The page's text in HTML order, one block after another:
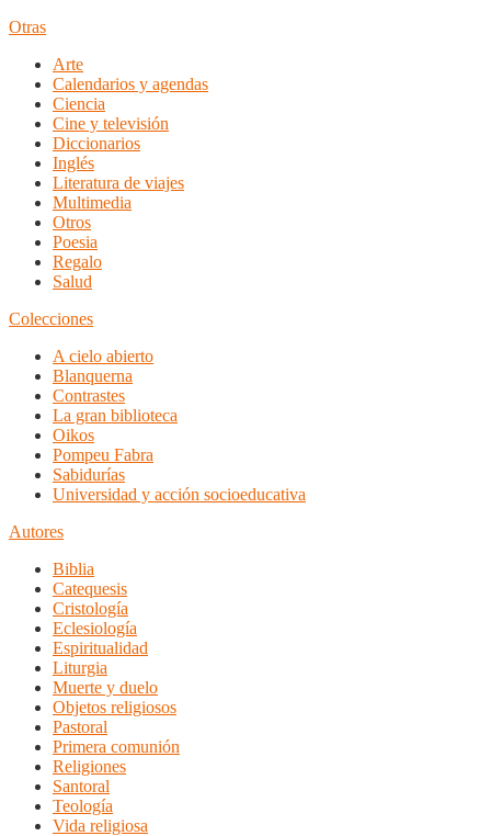
Otras
Arte
Calendarios y agendas
Ciencia
Cine y televisión
Diccionarios
Inglés
Literatura de viajes
Multimedia
Otros
Poesia
Regalo
Salud
Colecciones
A cielo abierto
Blanquerna
Contrastes
La gran biblioteca
Oikos
Pompeu Fabra
Sabidurías
Universidad y acción socioeducativa
Autores
Biblia
Catequesis
Cristología
Eclesiología
Espiritualidad
Liturgia
Muerte y duelo
Objetos religiosos
Pastoral
Primera comunión
Religiones
Santoral
Teología
Vida religiosa